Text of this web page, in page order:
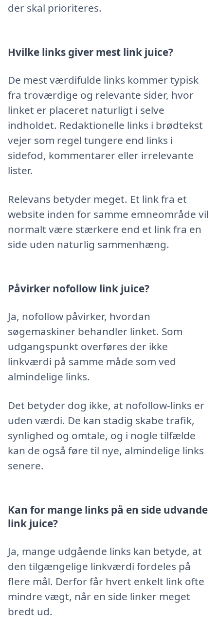
der skal prioriteres.
Hvilke links giver mest link juice?
De mest værdifulde links kommer typisk
fra troværdige og relevante sider, hvor
linket er placeret naturligt i selve
indholdet. Redaktionelle links i brødtekst
vejer som regel tungere end links i
sidefod, kommentarer eller irrelevante
lister.
Relevans betyder meget. Et link fra et
website inden for samme emneområde vil
normalt være stærkere end et link fra en
side uden naturlig sammenhæng.
Påvirker nofollow link juice?
Ja, nofollow påvirker, hvordan
søgemaskiner behandler linket. Som
udgangspunkt overføres der ikke
linkværdi på samme måde som ved
almindelige links.
Det betyder dog ikke, at nofollow-links er
uden værdi. De kan stadig skabe trafik,
synlighed og omtale, og i nogle tilfælde
kan de også føre til nye, almindelige links
senere.
Kan for mange links på en side udvande
link juice?
Ja, mange udgående links kan betyde, at
den tilgængelige linkværdi fordeles på
flere mål. Derfor får hvert enkelt link ofte
mindre vægt, når en side linker meget
bredt ud.